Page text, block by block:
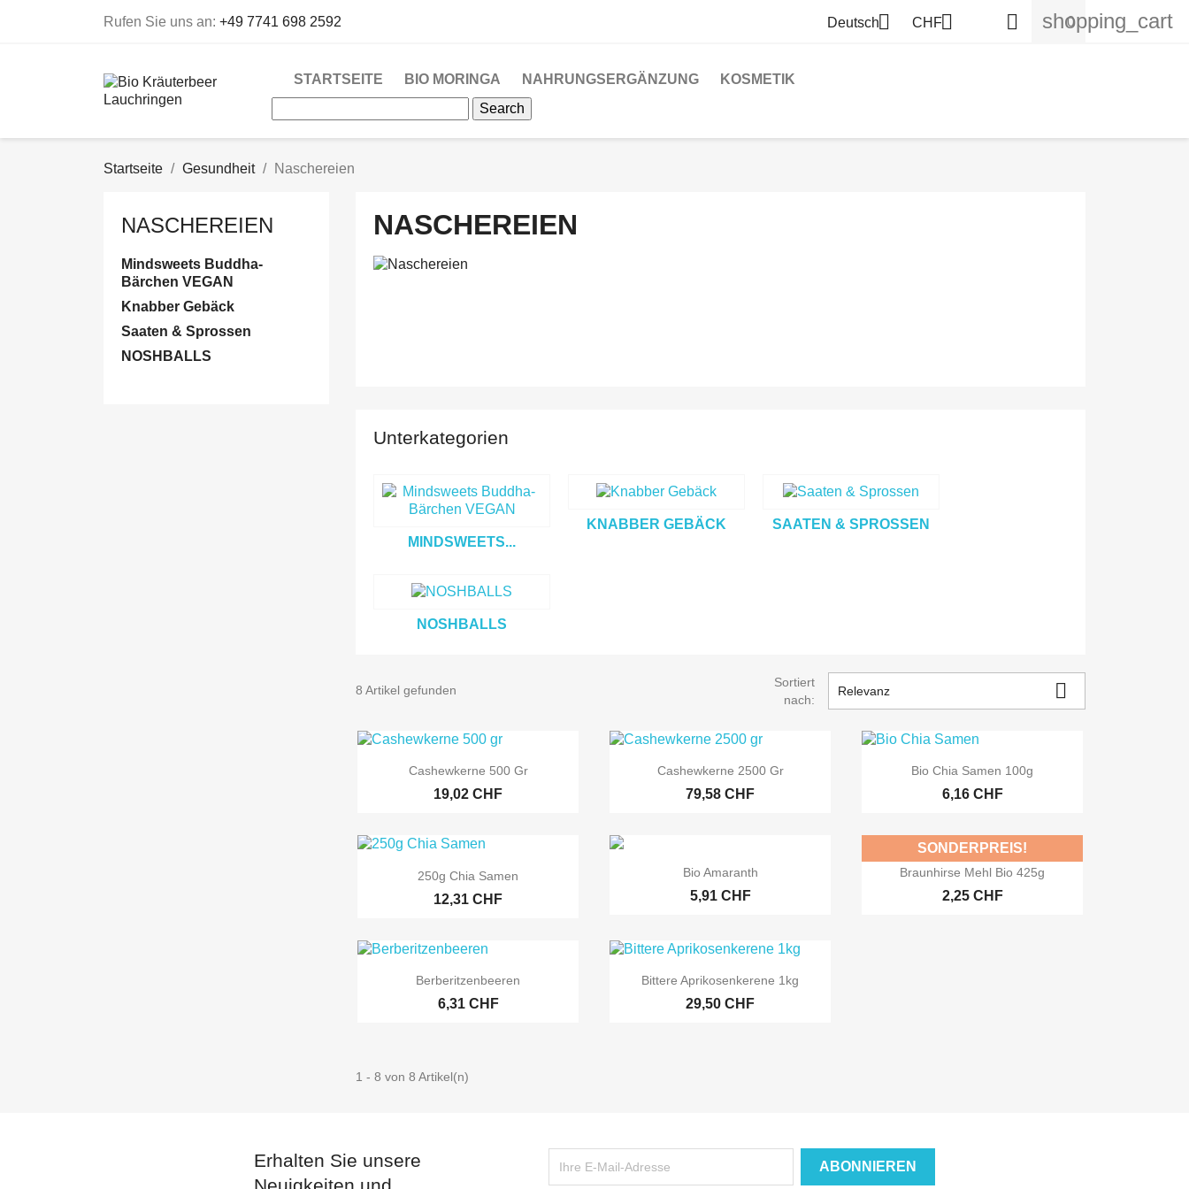
Rufen Sie uns an: +49 7741 698 2592 Deutsch CHF  shopping_cart
0
STARTSEITE BIO MORINGA NAHRUNGSERGÄNZUNG
KOSMETIK
Search
Startseite Gesundheit Naschereien
NASCHEREIEN
Mindsweets Buddha-
Bärchen VEGAN
Knabber Gebäck
Saaten & Sprossen
NOSHBALLS
NASCHEREIEN
Unterkategorien
MINDSWEETS...
KNABBER GEBÄCK SAATEN & SPROSSEN
NOSHBALLS
8 Artikel gefunden
Sortiert
nach:
Relevanz 
 Vorschau
Cashewkerne 500 Gr
19,02 CHF
 Vorschau
Cashewkerne 2500 Gr
79,58 CHF
 Vorschau
Bio Chia Samen 100g
6,16 CHF
 Vorschau
250g Chia Samen
12,31 CHF
 Vorschau
Bio Amaranth
5,91 CHF
 Vorschau
Braunhirse Mehl Bio 425g
2,25 CHF
SONDERPREIS!
 Vorschau
Berberitzenbeeren
6,31 CHF
 Vorschau
Bittere Aprikosenkerene 1kg
29,50 CHF
1 - 8 von 8 Artikel(n)
Erhalten Sie unsere